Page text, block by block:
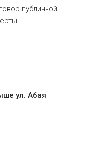
публичной
ул. Абая